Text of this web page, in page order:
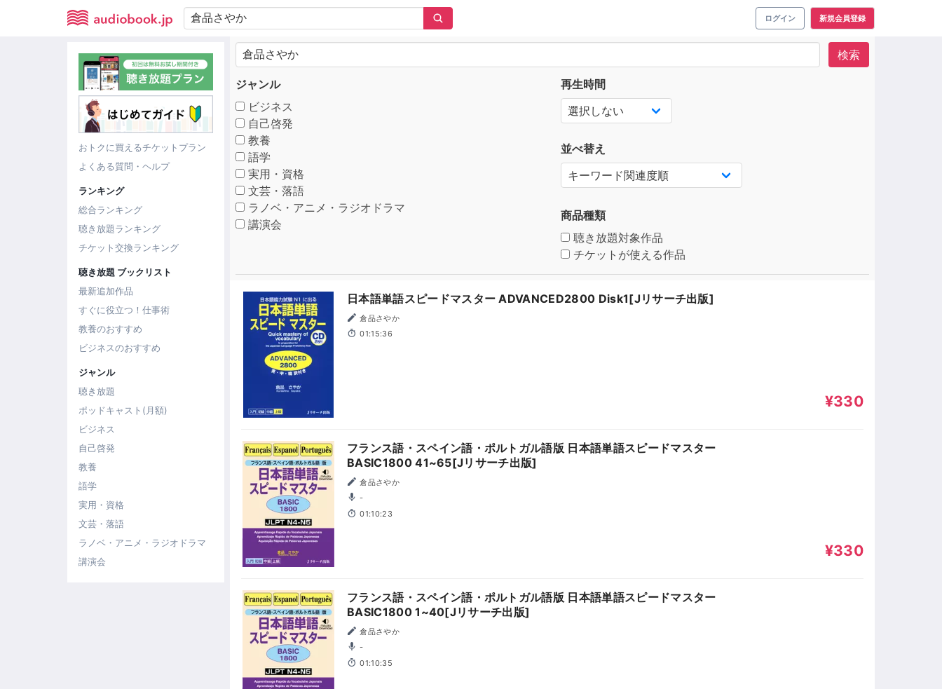
ログイン 新規会員登録
おトクに買えるチケットプラン
よくある質問・ヘルプ
ランキング
総合ランキング
聴き放題ランキング
チケット交換ランキング
聴き放題 ブックリスト
最新追加作品
すぐに役立つ！仕事術
教養のおすすめ
ビジネスのおすすめ
ジャンル
聴き放題
ポッドキャスト(月額)
ビジネス
自己啓発
教養
語学
実用・資格
文芸・落語
ラノベ・アニメ・ラジオドラマ
講演会
検索
ジャンル
ビジネス
自己啓発
教養
語学
実用・資格
文芸・落語
ラノベ・アニメ・ラジオドラマ
講演会
再生時間
並べ替え
商品種類
聴き放題対象作品
チケットが使える作品
日本語単語スピードマスター ADVANCED2800 Disk1[Jリサーチ出版]
倉品さやか
01:15:36
¥330
フランス語・スペイン語・ポルトガル語版 日本語単語スピードマスター
BASIC1800 41~65[Jリサーチ出版]
倉品さやか
-
01:10:23
¥330
フランス語・スペイン語・ポルトガル語版 日本語単語スピードマスター
BASIC1800 1~40[Jリサーチ出版]
倉品さやか
-
01:10:35